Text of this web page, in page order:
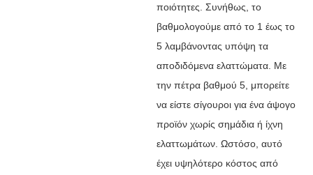
ποιότητες. Συνήθως, το
βαθμολογούμε από το 1 έως το
5 λαμβάνοντας υπόψη τα
αποδιδόμενα ελαττώματα. Με
την πέτρα βαθμού 5, μπορείτε
να είστε σίγουροι για ένα άψογο
προϊόν χωρίς σημάδια ή ίχνη
ελαττωμάτων. Ωστόσο, αυτό
έχει υψηλότερο κόστος από